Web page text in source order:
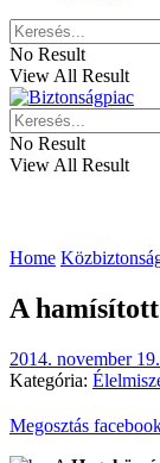
No Result
View All Result
No Result
View All Result
Home
A
2014. november
Kategória:
Megosztás